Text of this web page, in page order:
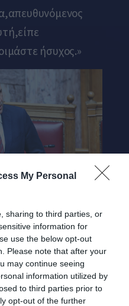
My Personal
sharing to third parties, or
information for
use the below opt-out
Please note that after your
may continue seeing
information utilized by
to third parties prior to
opt-out of the further
ήσυχος.»
από την ένταση
δηλώσεις,
ότι η
είναι.